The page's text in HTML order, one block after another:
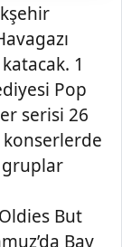
1
Pop
serisi 26
konserlerde
gruplar
But
Bay